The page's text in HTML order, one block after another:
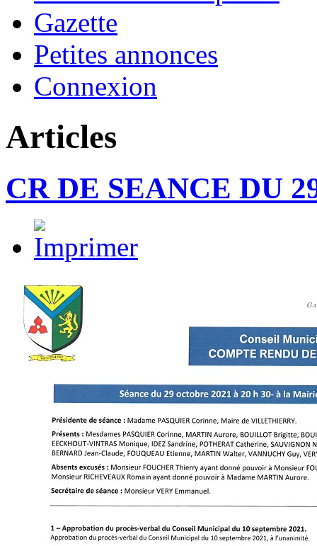
Gazette
Petites annonces
Connexion
Articles
CR DE SEANCE DU